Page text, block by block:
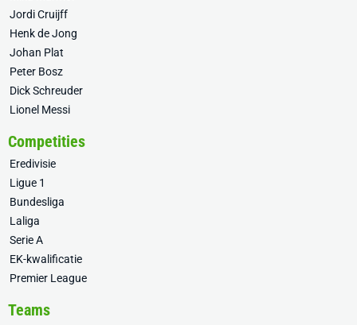
Jordi Cruijff
Henk de Jong
Johan Plat
Peter Bosz
Dick Schreuder
Lionel Messi
Competities
Eredivisie
Ligue 1
Bundesliga
Laliga
Serie A
EK-kwalificatie
Premier League
Teams